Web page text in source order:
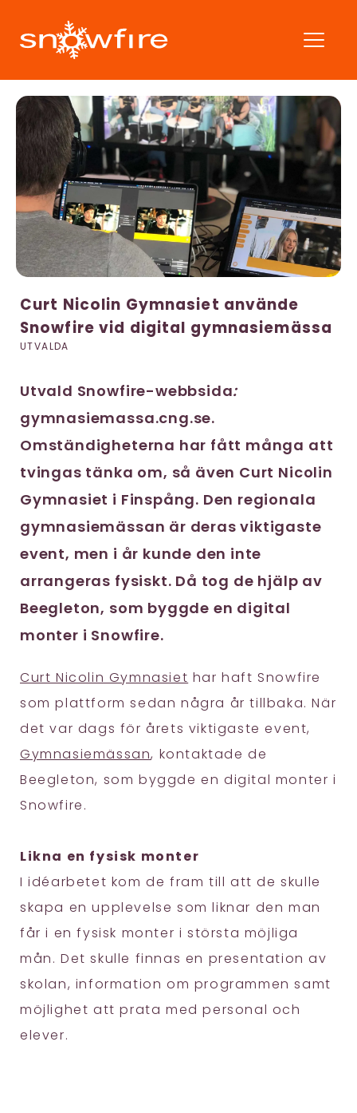
Curt Nicolin Gymnasiet använde
Snowfire vid digital gymnasiemässa
UTVALDA
Utvald Snowfire-webbsida:
gymnasiemassa.cng.se.
Omständigheterna har fått många att
tvingas tänka om, så även Curt Nicolin
Gymnasiet i Finspång. Den regionala
gymnasiemässan är deras viktigaste
event, men i år kunde den inte
arrangeras fysiskt. Då tog de hjälp av
Beegleton, som byggde en digital
monter i Snowfire.
Curt Nicolin Gymnasiet har haft Snowfire
som plattform sedan några år tillbaka. När
det var dags för årets viktigaste event,
Gymnasiemässan, kontaktade de
Beegleton, som byggde en digital monter i
Snowfire.
Likna en fysisk monter
I idéarbetet kom de fram till att de skulle
skapa en upplevelse som liknar den man
får i en fysisk monter i största möjliga
mån. Det skulle finnas en presentation av
skolan, information om programmen samt
möjlighet att prata med personal och
elever.